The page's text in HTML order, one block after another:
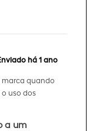
há1 ano
marca quando
uso dos
a um